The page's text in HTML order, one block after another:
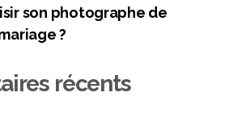
son photographe de
?
récents